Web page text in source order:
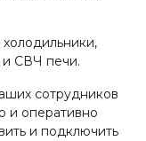
и СВЧ печи.
сотрудников
и оперативно
и подключить